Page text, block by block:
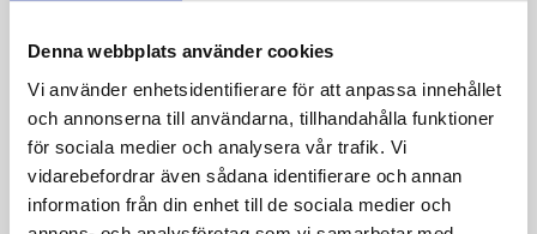
Denna webbplats använder cookies
Vi använder enhetsidentifierare för att anpassa innehållet
och annonserna till användarna, tillhandahålla funktioner
för sociala medier och analysera vår trafik. Vi
vidarebefordrar även sådana identifierare och annan
information från din enhet till de sociala medier och